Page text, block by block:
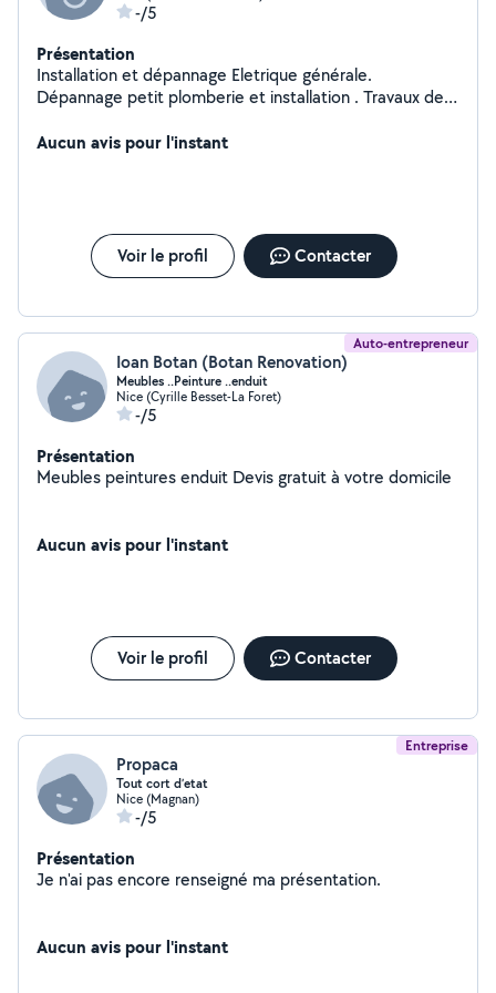
-/5
Présentation
Installation et dépannage Eletrique générale.
Dépannage petit plomberie et installation . Travaux des
Travaux bricolage générale maison . Travaux propre et
Aucun avis pour l'instant
Voir le profil Contacter
Auto-entrepreneur
Ioan Botan (Botan Renovation)
Meubles ..Peinture ..enduit
Nice (Cyrille Besset-La Foret)
-/5
Présentation
Meubles peintures enduit Devis gratuit à votre domicile
Aucun avis pour l'instant
Voir le profil Contacter
Entreprise
Propaca
Tout cort d’etat
Nice (Magnan)
-/5
Présentation
Je n'ai pas encore renseigné ma présentation.
Aucun avis pour l'instant